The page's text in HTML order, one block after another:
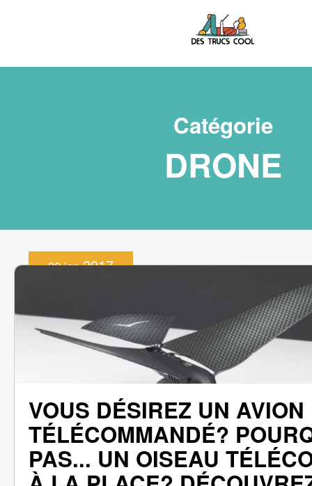
Catégorie
DRONE
VOUS DÉSIREZ UN AVION
TÉLÉCOMMANDÉ?
PAS... UN OISEAU
30 jan 2017